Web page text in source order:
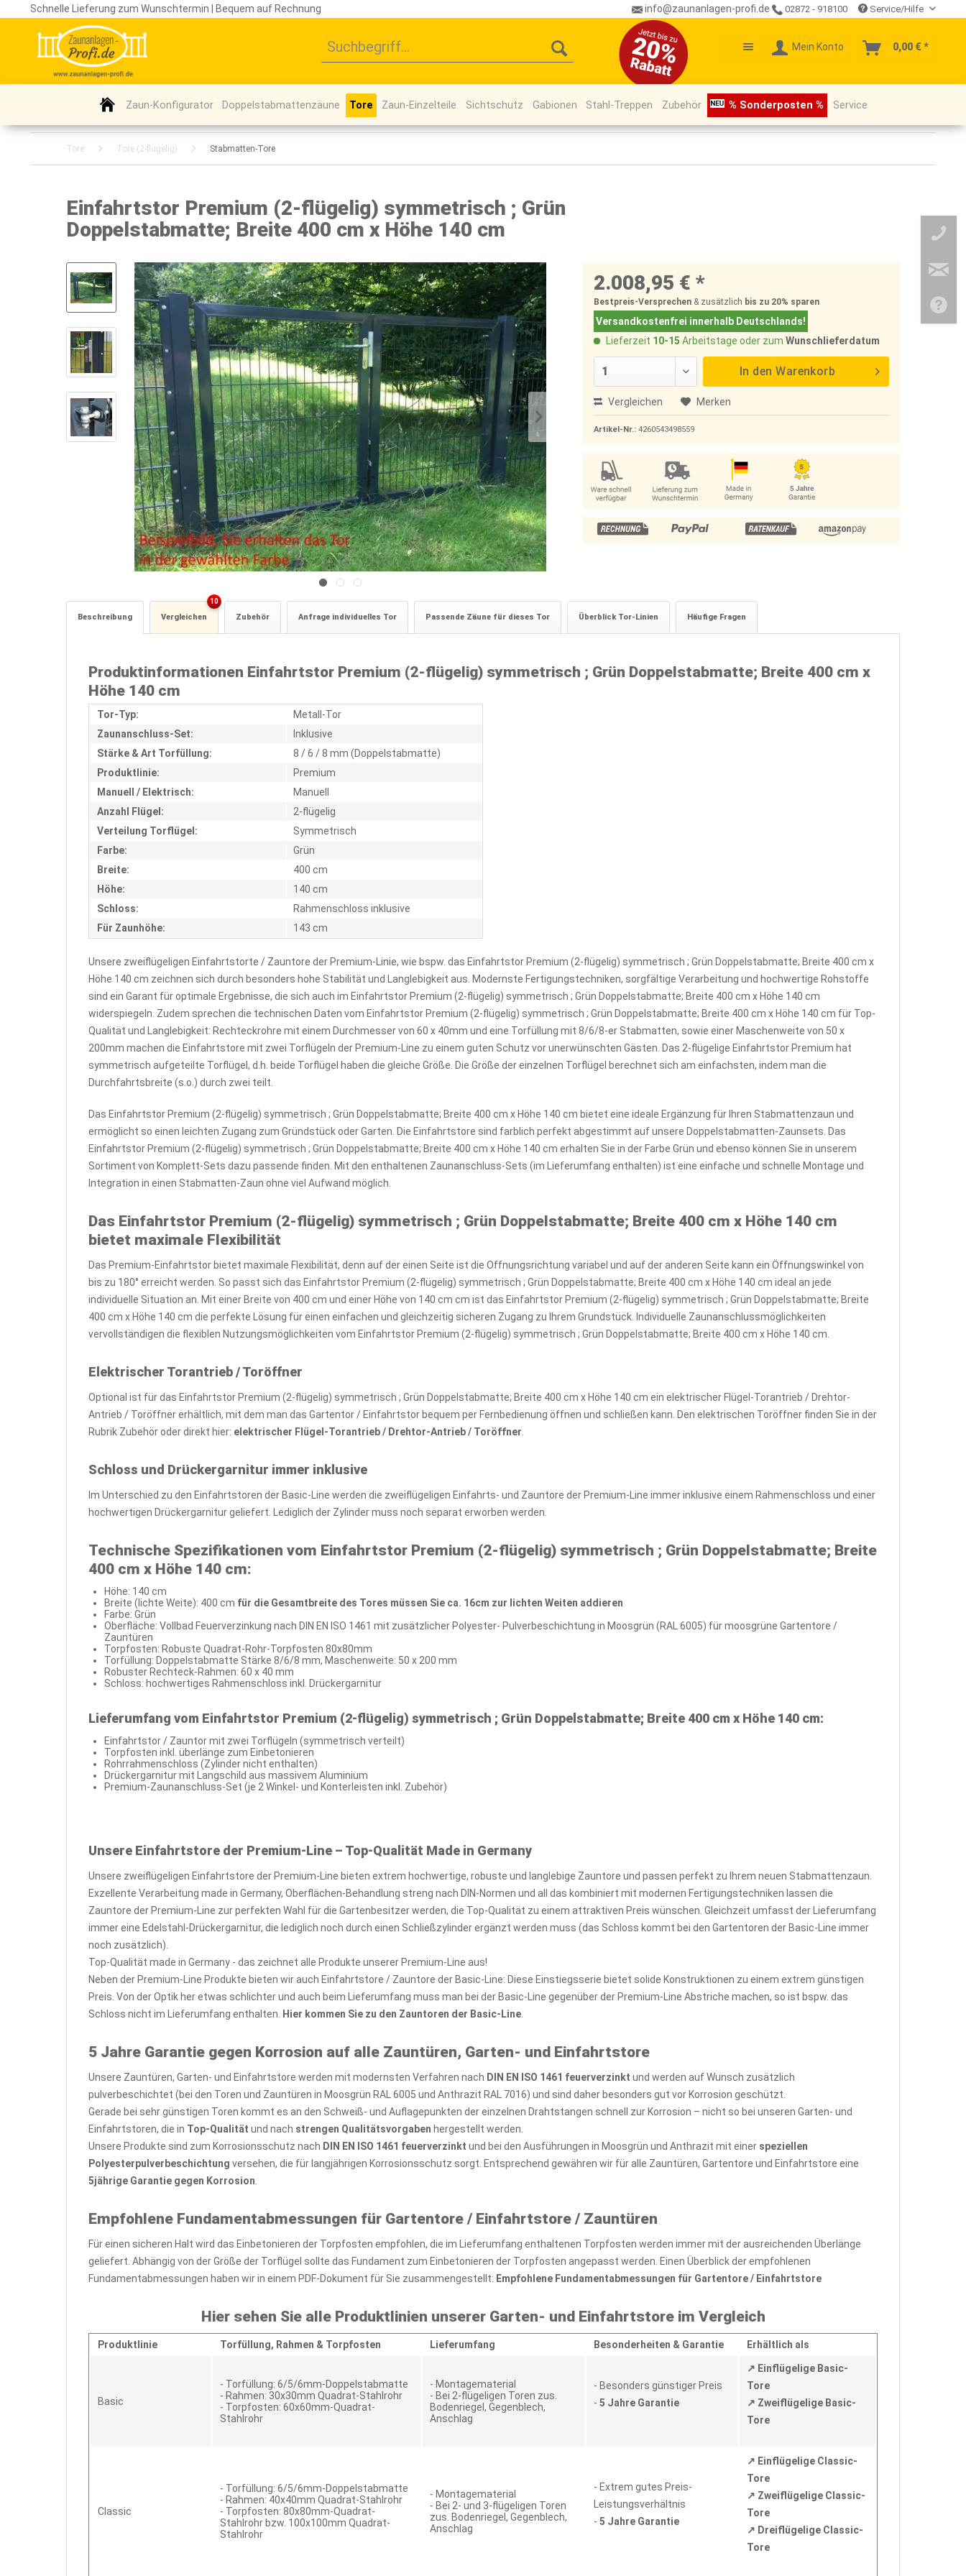
Schnelle Lieferung zum Wunschtermin | Bequem auf Rechnung info@zaunanlagen-profi.de 02872 - 918100 Service/Hilfe
Mein Konto 0,00 € *
Zaun-Konfigurator Doppelstabmattenzäune Tore Zaun-Einzelteile Sichtschutz Gabionen Stahl-Treppen Zubehör % Sonderposten % Service
Tore Tore (2-flügelig) Stabmatten-Tore
Einfahrtstor Premium (2-flügelig) symmetrisch ; Grün
Doppelstabmatte; Breite 400 cm x Höhe 140 cm
2.008,95 € *
Bestpreis-Versprechen & zusätzlich bis zu 20% sparen
Versandkostenfrei innerhalb Deutschlands!
Lieferzeit 10-15 Arbeitstage oder zumWunschlieferdatum
In den Warenkorb
Vergleichen Merken
Artikel-Nr.:4260543498559
Beschreibung Vergleichen
10
Zubehör Anfrage individuelles Tor Passende Zäune für dieses Tor Überblick Tor-Linien Häufige Fragen
Produktinformationen Einfahrtstor Premium (2-flügelig) symmetrisch ; Grün Doppelstabmatte; Breite 400 cm x
Höhe 140 cm
Tor-Typ:
Metall-Tor
Zaunanschluss-Set:
Inklusive
Stärke & Art Torfüllung:
8 / 6 / 8 mm (Doppelstabmatte)
Produktlinie:
Premium
Manuell / Elektrisch:
Manuell
Anzahl Flügel:
2-flügelig
Verteilung Torflügel:
Symmetrisch
Farbe:
Grün
Breite:
400 cm
Höhe:
140 cm
Schloss:
Rahmenschloss inklusive
Für Zaunhöhe:
143 cm
Unsere zweiflügeligen Einfahrtstorte / Zauntore der Premium-Linie, wie bspw. das Einfahrtstor Premium (2-flügelig) symmetrisch ; Grün Doppelstabmatte; Breite 400 cm x
Höhe 140 cm zeichnen sich durch besonders hohe Stabilität und Langlebigkeit aus. Modernste Fertigungstechniken, sorgfältige Verarbeitung und hochwertige Rohstoffe
sind ein Garant für optimale Ergebnisse, die sich auch im Einfahrtstor Premium (2-flügelig) symmetrisch ; Grün Doppelstabmatte; Breite 400 cm x Höhe 140 cm
widerspiegeln. Zudem sprechen die technischen Daten vom Einfahrtstor Premium (2-flügelig) symmetrisch ; Grün Doppelstabmatte; Breite 400 cm x Höhe 140 cm für Top-
Qualität und Langlebigkeit: Rechteckrohre mit einem Durchmesser von 60 x 40mm und eine Torfüllung mit 8/6/8-er Stabmatten, sowie einer Maschenweite von 50 x
200mm machen die Einfahrtstore mit zwei Torflügeln der Premium-Line zu einem guten Schutz vor unerwünschten Gästen. Das 2-flügelige Einfahrtstor Premium hat
symmetrisch aufgeteilte Torflügel, d.h. beide Torflügel haben die gleiche Größe. Die Größe der einzelnen Torflügel berechnet sich am einfachsten, indem man die
Durchfahrtsbreite (s.o.) durch zwei teilt.
Das Einfahrtstor Premium (2-flügelig) symmetrisch ; Grün Doppelstabmatte; Breite 400 cm x Höhe 140 cm bietet eine ideale Ergänzung für Ihren Stabmattenzaun und
ermöglicht so einen leichten Zugang zum Gründstück oder Garten. Die Einfahrtstore sind farblich perfekt abgestimmt auf unsere Doppelstabmatten-Zaunsets. Das
Einfahrtstor Premium (2-flügelig) symmetrisch ; Grün Doppelstabmatte; Breite 400 cm x Höhe 140 cm erhalten Sie in der Farbe Grün und ebenso können Sie in unserem
Sortiment von Komplett-Sets dazu passende finden. Mit den enthaltenen Zaunanschluss-Sets (im Lieferumfang enthalten) ist eine einfache und schnelle Montage und
Integration in einen Stabmatten-Zaun ohne viel Aufwand möglich.
Das Einfahrtstor Premium (2-flügelig) symmetrisch ; Grün Doppelstabmatte; Breite 400 cm x Höhe 140 cm
bietet maximale Flexibilität
Das Premium-Einfahrtstor bietet maximale Flexibilität, denn auf der einen Seite ist die Offnungsrichtung variabel und auf der anderen Seite kann ein Öffnungswinkel von
bis zu 180° erreicht werden. So passt sich das Einfahrtstor Premium (2-flügelig) symmetrisch ; Grün Doppelstabmatte; Breite 400 cm x Höhe 140 cm ideal an jede
individuelle Situation an. Mit einer Breite von 400 cm und einer Höhe von 140 cm cm ist das Einfahrtstor Premium (2-flügelig) symmetrisch ; Grün Doppelstabmatte; Breite
400 cm x Höhe 140 cm die perfekte Lösung für einen einfachen und gleichzeitig sicheren Zugang zu Ihrem Grundstück. Individuelle Zaunanschlussmöglichkeiten
vervollständigen die flexiblen Nutzungsmöglichkeiten vom Einfahrtstor Premium (2-flügelig) symmetrisch ; Grün Doppelstabmatte; Breite 400 cm x Höhe 140 cm.
Elektrischer Torantrieb / Toröffner
Optional ist für das Einfahrtstor Premium (2-flügelig) symmetrisch ; Grün Doppelstabmatte; Breite 400 cm x Höhe 140 cm ein elektrischer Flügel-Torantrieb / Drehtor-
Antrieb / Toröffner erhältlich, mit dem man das Gartentor / Einfahrtstor bequem per Fernbedienung öffnen und schließen kann. Den elektrischen Toröffner finden Sie in der
Rubrik Zubehör oder direkt hier: elektrischer Flügel-Torantrieb / Drehtor-Antrieb / Toröffner
Schloss und Drückergarnitur immer inklusive
Im Unterschied zu den Einfahrtstoren der Basic-Line werden die zweiflügeligen Einfahrts- und Zauntore der Premium-Line immer inklusive einem Rahmenschloss und einer
hochwertigen Drückergarnitur geliefert. Lediglich der Zylinder muss noch separat erworben werden.
Technische Spezifikationen vom Einfahrtstor Premium (2-flügelig) symmetrisch ; Grün Doppelstabmatte; Breite
400 cm x Höhe 140 cm:
Höhe: 140 cm
Breite (lichte Weite): 400 cm für die Gesamtbreite des Tores müssen Sie ca. 16cm zur lichten Weiten addieren
Farbe: Grün
Oberfläche: Vollbad Feuerverzinkung nach DIN EN ISO 1461 mit zusätzlicher Polyester- Pulverbeschichtung in Moosgrün (RAL 6005) für moosgrüne Gartentore /
Zauntüren
Torpfosten: Robuste Quadrat-Rohr-Torpfosten 80x80mm
Torfüllung: Doppelstabmatte Stärke 8/6/8 mm, Maschenweite: 50 x 200 mm
Robuster Rechteck-Rahmen: 60 x 40 mm
Schloss: hochwertiges Rahmenschloss inkl. Drückergarnitur
Lieferumfang vom Einfahrtstor Premium (2-flügelig) symmetrisch ; Grün Doppelstabmatte; Breite 400 cm x Höhe 140 cm:
Einfahrtstor / Zauntor mit zwei Torflügeln (symmetrisch verteilt)
Torpfosten inkl. überlänge zum Einbetonieren
Rohrrahmenschloss (Zylinder nicht enthalten)
Drückergarnitur mit Langschild aus massivem Aluminium
Premium-Zaunanschluss-Set (je 2 Winkel- und Konterleisten inkl. Zubehör)
Unsere Einfahrtstore der Premium-Line – Top-Qualität Made in Germany
Unsere zweiflügeligen Einfahrtstore der Premium-Line bieten extrem hochwertige, robuste und langlebige Zauntore und passen perfekt zu Ihrem neuen Stabmattenzaun.
Exzellente Verarbeitung made in Germany, Oberflächen-Behandlung streng nach DIN-Normen und all das kombiniert mit modernen Fertigungstechniken lassen die
Zauntore der Premium-Line zur perfekten Wahl für die Gartenbesitzer werden, die Top-Qualität zu einem attraktiven Preis wünschen. Gleichzeit umfasst der Lieferumfang
immer eine Edelstahl-Drückergarnitur, die lediglich noch durch einen Schließzylinder ergänzt werden muss (das Schloss kommt bei den Gartentoren der Basic-Line immer
noch zusätzlich).
Top-Qualität made in Germany - das zeichnet alle Produkte unserer Premium-Line aus!
Neben der Premium-Line Produkte bieten wir auch Einfahrtstore / Zauntore der Basic-Line: Diese Einstiegsserie bietet solide Konstruktionen zu einem extrem günstigen
Preis. Von der Optik her etwas schlichter und auch beim Lieferumfang muss man bei der Basic-Line gegenüber der Premium-Line Abstriche machen, so ist bspw. das
Schloss nicht im Lieferumfang enthalten.
Hier kommen Sie zu den Zauntoren der Basic-Line
5 Jahre Garantie gegen Korrosion auf alle Zauntüren, Garten- und Einfahrtstore
Unsere Zauntüren, Garten- und Einfahrtstore werden mit modernsten Verfahren nach DIN EN ISO 1461 feuerverzinkt und werden auf Wunsch zusätzlich
pulverbeschichtet (bei den Toren und Zauntüren in Moosgrün RAL 6005 und Anthrazit RAL 7016) und sind daher besonders gut vor Korrosion geschützt.
Gerade bei sehr günstigen Toren kommt es an den Schweiß- und Auflagepunkten der einzelnen Drahtstangen schnell zur Korrosion – nicht so bei unseren Garten- und
Einfahrtstoren, die in Top-Qualität und nach strengen Qualitätsvorgaben hergestellt werden.
Unsere Produkte sind zum Korrosionsschutz nach DIN EN ISO 1461 feuerverzinkt und bei den Ausführungen in Moosgrün und Anthrazit mit einer speziellen
Polyesterpulverbeschichtung versehen, die für langjährigen Korrosionsschutz sorgt. Entsprechend gewähren wir für alle Zauntüren, Gartentore und Einfahrtstore eine
5jährige Garantie gegen Korrosion
Empfohlene Fundamentabmessungen für Gartentore / Einfahrtstore / Zauntüren
Für einen sicheren Halt wird das Einbetonieren der Torpfosten empfohlen, die im Lieferumfang enthaltenen Torpfosten werden immer mit der ausreichenden Überlänge
geliefert. Abhängig von der Größe der Torflügel sollte das Fundament zum Einbetonieren der Torpfosten angepasst werden. Einen Überblick der empfohlenen
Fundamentabmessungen haben wir in einem PDF-Dokument für Sie zusammengestellt: Empfohlene Fundamentabmessungen für Gartentore / Einfahrtstore
Hier sehen Sie alle Produktlinien unserer Garten- und Einfahrtstore im Vergleich
Produktlinie Torfüllung, Rahmen & Torpfosten Lieferumfang Besonderheiten & Garantie Erhältlich als
Basic
- Torfüllung: 6/5/6mm-Doppelstabmatte
- Rahmen: 30x30mm Quadrat-Stahlrohr
- Torpfosten: 60x60mm-Quadrat-
Stahlrohr
- Montagematerial
- Bei 2-flügeligen Toren zus.
Bodenriegel, Gegenblech,
Anschlag
- Besonders günstiger Preis
- 5 Jahre Garantie
↗ Einflügelige Basic-
Tore
↗ Zweiflügelige Basic-
Tore
Classic
- Torfüllung: 6/5/6mm-Doppelstabmatte
- Rahmen: 40x40mm Quadrat-Stahlrohr
- Torpfosten: 80x80mm-Quadrat-
Stahlrohr bzw. 100x100mm Quadrat-
Stahlrohr
- Montagematerial
- Bei 2- und 3-flügeligen Toren
zus. Bodenriegel, Gegenblech,
Anschlag
- Extrem gutes Preis-
Leistungsverhältnis
- 5 Jahre Garantie
↗ Einflügelige Classic-
Tore
↗ Zweiflügelige Classic-
Tore
↗ Dreiflügelige Classic-
Tore